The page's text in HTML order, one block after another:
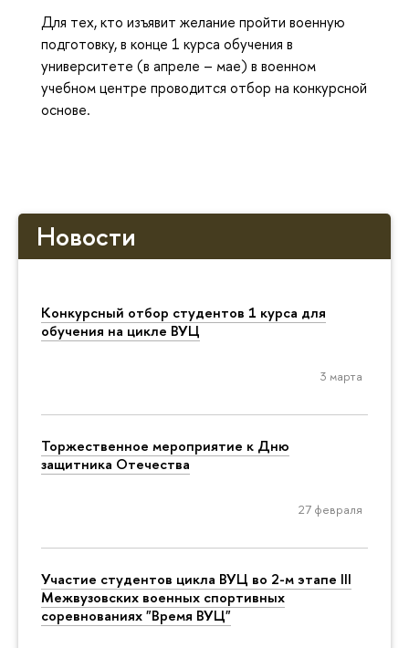
Новости
Конкурсный отбор студентов 1 курса для
обучения на цикле ВУЦ
3 марта
Торжественное мероприятие к Дню
защитника Отечества
27 февраля
Участие студентов цикла ВУЦ во 2-м этапе III
Межвузовских военных спортивных
соревнованиях "Время ВУЦ"
Для тех, кто изъявит желание пройти военную
подготовку, в конце 1 курса обучения в
университете (в апреле – мае) в военном
учебном центре проводится отбор на конкурсной
основе.